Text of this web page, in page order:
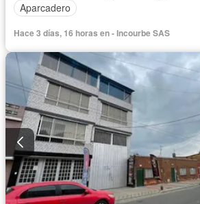
Aparcadero
Hace 3 días, 16 horas en - Incourbe SAS